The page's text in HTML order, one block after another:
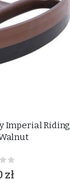
Imperial Riding
zł